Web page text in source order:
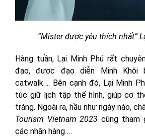
“Mister được yêu thích nhất”
Hàng tuần, Lại Minh Phú rất
đạo, được đạo diễn Minh Khôi
catwalk…. Bên cạnh đó, Lại Minh
túc giữ lịch tập thể hình, giúp cơ
tráng. Ngoài ra, hầu như ngày nào,
Tourism Vietnam 2023 cũng tham
các nhãn hàng …